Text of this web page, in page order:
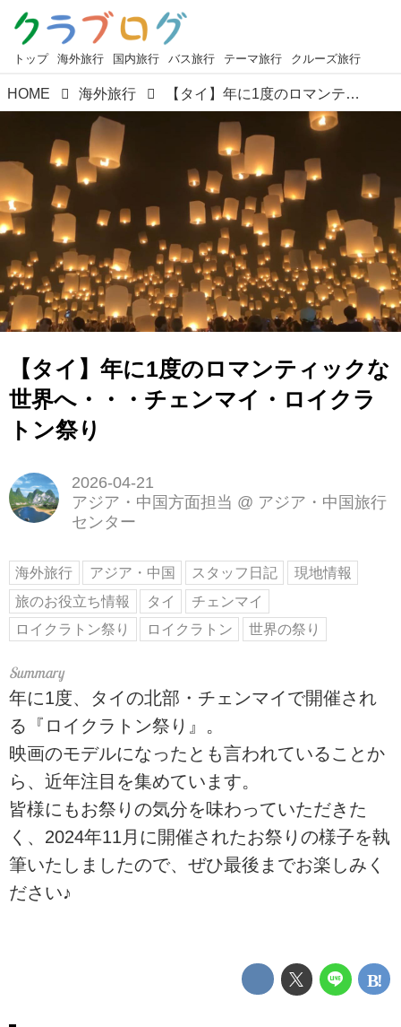
トップ 海外旅行 国内旅行 バス旅行 テーマ旅行 クルーズ旅行
HOME 海外旅行 【タイ】年に1度のロマンティックな世界へ・・・チェンマイ・ロイクラトン祭り
【タイ】年に1度のロマンティックな
世界へ・・・チェンマイ・ロイクラ
トン祭り
2026-04-21
アジア・中国方面担当 @ アジア・中国旅行
センター
海外旅行 アジア・中国 スタッフ日記
現地情報
旅のお役立ち情報
タイ
チェンマイ
ロイクラトン祭り
ロイクラトン 世界の祭り
年に1度、タイの北部・チェンマイで開催され
る『ロイクラトン祭り』。
映画のモデルになったとも言われていることか
ら、近年注目を集めています。
皆様にもお祭りの気分を味わっていただきた
く、2024年11月に開催されたお祭りの様子を執
筆いたしましたので、ぜひ最後までお楽しみく
ださい♪